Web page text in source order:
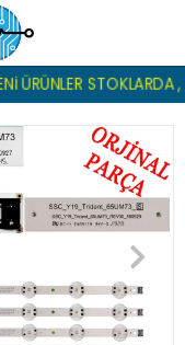
ÜRÜNLER STOKLARDA ,